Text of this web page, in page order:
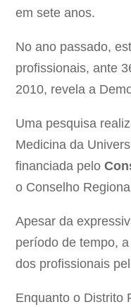
em sete anos.
No ano passado,
profissionais, ante
2010, revela a
Uma pesquisa
Medicina da
financiada pelo
o Conselho
Apesar da
período de tempo,
dos profissionais
Enquanto o Distrito